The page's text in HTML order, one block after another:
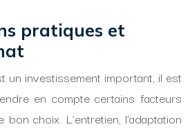
pratiques et
un investissement important, il est
en compte certains facteurs
choix. L’entretien, l’adaptation